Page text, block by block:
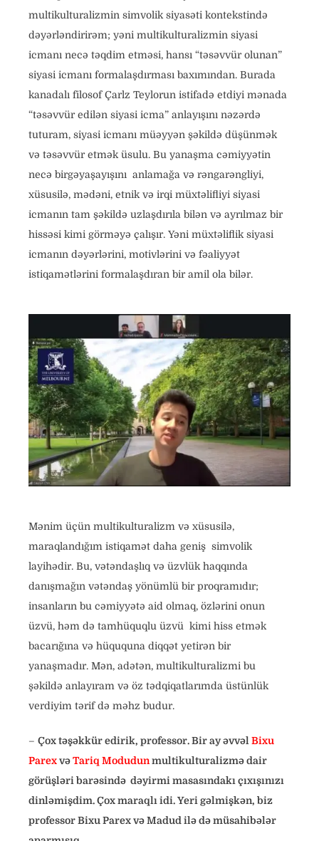
multikulturalizmin simvolik siyasəti kontekstində
dəyərləndirirəm; yəni multikulturalizmin siyasi
icmanı necə təqdim etməsi, hansı “təsəvvür olunan”
siyasi icmanı formalaşdırması baxımından. Burada
kanadalı filosof Çarlz Teylorun istifadə etdiyi mənada
“təsəvvür edilən siyasi icma” anlayışını nəzərdə
tuturam, siyasi icmanı müəyyən şəkildə düşünmək
və təsəvvür etmək üsulu. Bu yanaşma cəmiyyətin
necə birgəyaşayışını anlamağa və rəngarəngliyi,
xüsusilə, mədəni, etnik və irqi müxtəlifliyi siyasi
icmanın tam şəkildə uzlaşdırıla bilən və ayrılmaz bir
hissəsi kimi görməyə çalışır. Yəni müxtəliflik siyasi
icmanın dəyərlərini, motivlərini və fəaliyyət
istiqamətlərini formalaşdıran bir amil ola bilər.
Mənim üçün multikulturalizm və xüsusilə,
maraqlandığım istiqamət daha geniş simvolik
layihədir. Bu, vətəndaşlıq və üzvlük haqqında
danışmağın vətəndaş yönümlü bir proqramıdır;
insanların bu cəmiyyətə aid olmaq, özlərini onun
üzvü, həm də tamhüquqlu üzvü kimi hiss etmək
bacarığına və hüququna diqqət yetirən bir
yanaşmadır. Mən, adətən, multikulturalizmi bu
şəkildə anlayıram və öz tədqiqatlarımda üstünlük
verdiyim tərif də məhz budur.
– Çox təşəkkür edirik, professor. Bir ay əvvəl Bixu
ParexvəTariq Modudunmultikulturalizmə dair
görüşləri barəsində dəyirmi masasındakı çıxışınızı
dinləmişdim. Çox maraqlı idi. Yeri gəlmişkən, biz
professor Bixu Parex və Madud ilə də müsahibələr